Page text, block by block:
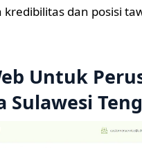
dan posisi
Untuk
Sulawesi